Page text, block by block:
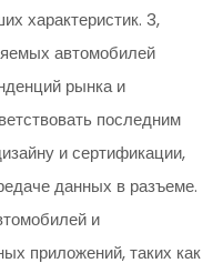
характеристик. 3,
автомобилей
рынка и
последним
и сертификации,
данных в разъеме.
и
приложений, таких как